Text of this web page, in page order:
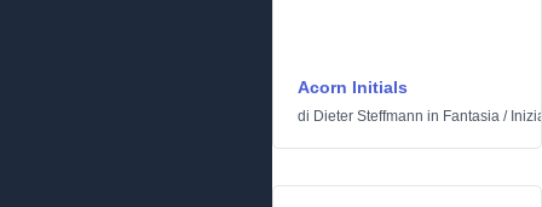
Acorn Initials
di Dieter Steffmann in Fantasia /